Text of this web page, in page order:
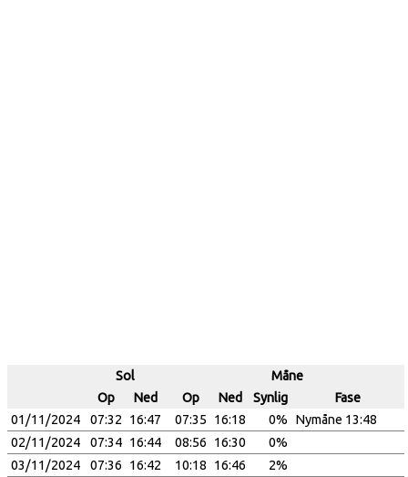
Sol
Måne
Op
Ned Op Ned Synlig
Fase
01/11/2024
07:32 16:47 07:35 16:18 0%
Nymåne 13:48
02/11/2024
07:34 16:44 08:56 16:30
0%
03/11/2024
07:36 16:42 10:18 16:46
2%